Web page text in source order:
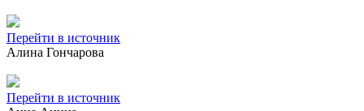
Перейти в источник
Алина Гончарова
Перейти в источник